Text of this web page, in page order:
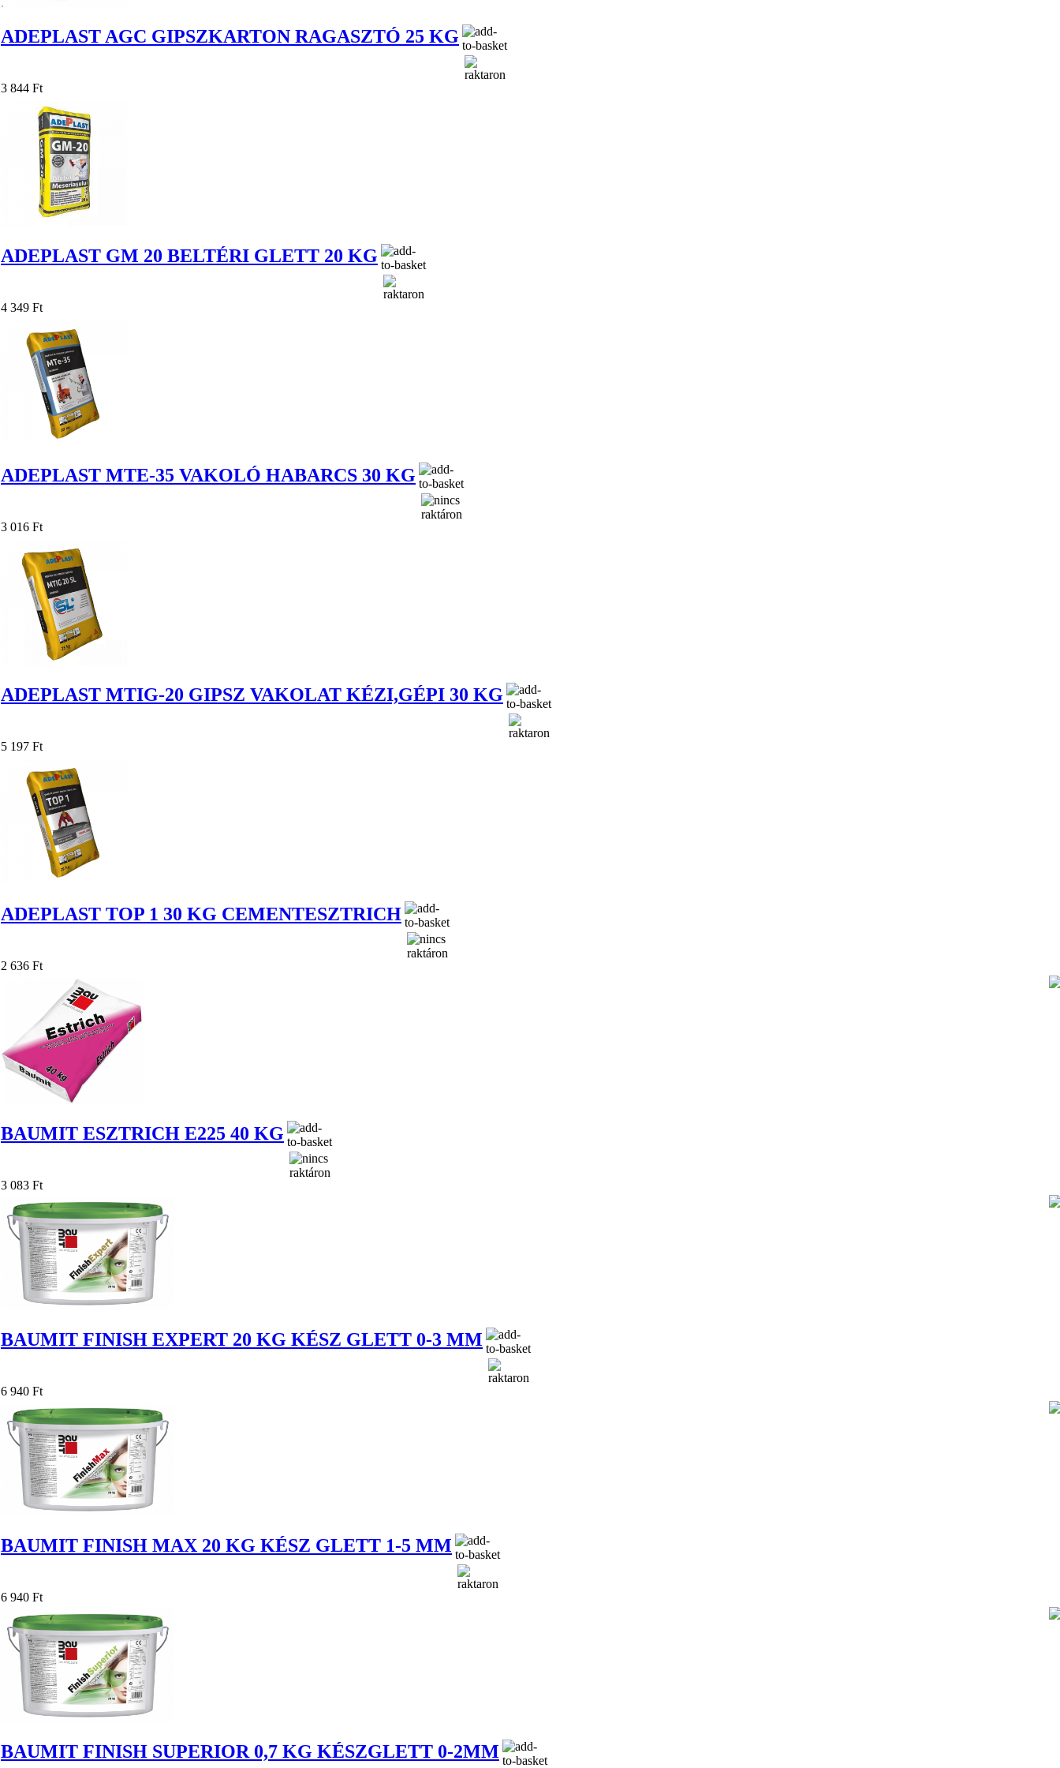
ADEPLAST AGC GIPSZKARTON RAGASZTÓ 25 KG
3 844 Ft
ADEPLAST GM 20 BELTÉRI GLETT 20 KG
4 349 Ft
ADEPLAST MTE-35 VAKOLÓ HABARCS 30 KG
3 016 Ft
ADEPLAST MTIG-20 GIPSZ VAKOLAT KÉZI,GÉPI 30 KG
5 197 Ft
ADEPLAST TOP 1 30 KG CEMENTESZTRICH
2 636 Ft
BAUMIT ESZTRICH E225 40 KG
3 083 Ft
BAUMIT FINISH EXPERT 20 KG KÉSZ GLETT 0-3 MM
6 940 Ft
BAUMIT FINISH MAX 20 KG KÉSZ GLETT 1-5 MM
6 940 Ft
BAUMIT FINISH SUPERIOR 0,7 KG KÉSZGLETT 0-2MM